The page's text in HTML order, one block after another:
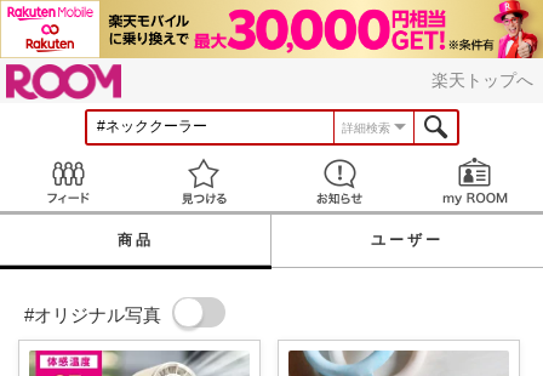
楽天トップへ
詳細検索
見つける お知らせ
商品 ユーザー
#オリジナル写真